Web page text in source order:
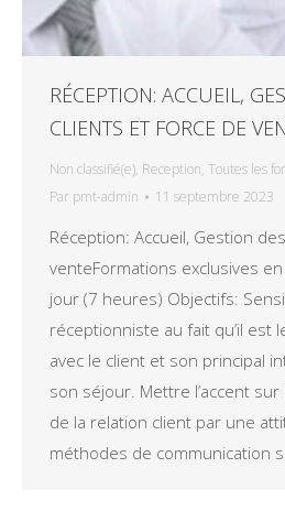
RÉCEPTION: ACCUEIL,
CLIENTS ET FORCE DE
Non classifié(e), Reception, Toutes les
Par pmt-admin 11 septembre 2023
Réception: Accueil, Gestion
venteFormations exclusives
jour (7 heures) Objectifs:
réceptionniste au fait qu’il est
avec le client et son principal
son séjour. Mettre l’accent sur
de la relation client par une
méthodes de communication